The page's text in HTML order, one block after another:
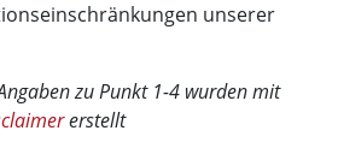
unserer
zu Punkt 1-4 wurden mit
erstellt